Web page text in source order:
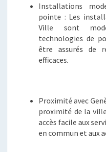
Installations
pointe : Les
Ville sont
technologies de
être assurés de
efficaces.
Proximité avec
proximité de la
accès facile aux
en commun et aux